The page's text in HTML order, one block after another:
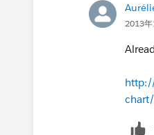
Thanks for
Best regards
2013